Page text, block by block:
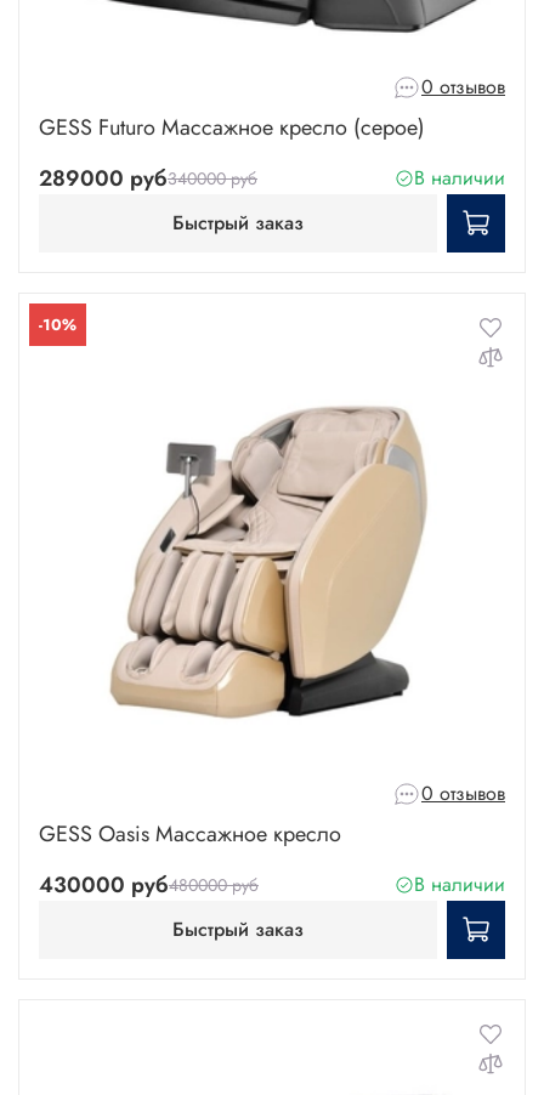
0 отзывов
GESS Futuro Массажное кресло (серое)
289000 руб340000 руб
В наличии
Быстрый заказ
-10%
0 отзывов
GESS Oasis Массажное кресло
430000 руб480000 руб
В наличии
Быстрый заказ